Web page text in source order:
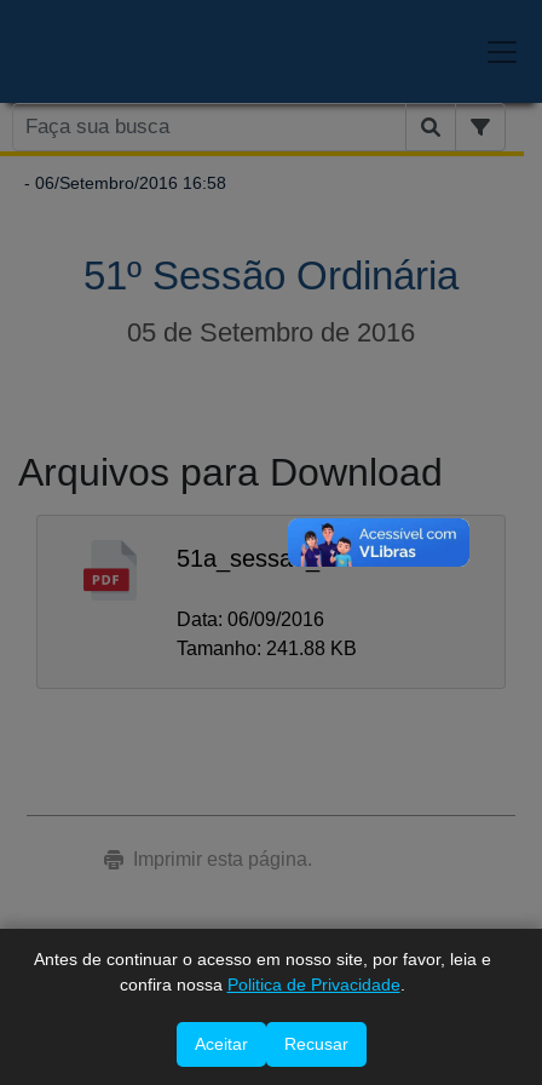
Antes de continuar o acesso em nosso site, por favor, leia e
confira nossa Politica de Privacidade.
Aceitar Recusar
- 06/Setembro/2016 16:58
51º Sessão Ordinária
05 de Setembro de 2016
Arquivos para Download
51a_sessao_ordinaria
Data: 06/09/2016
Tamanho: 241.88 KB
Imprimir esta página.